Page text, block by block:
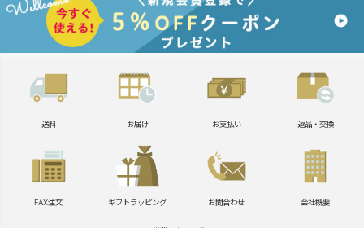
送料 お届け お支払い 返品・交換
FAX注文 ギフトラッピング お問合わせ 会社概要